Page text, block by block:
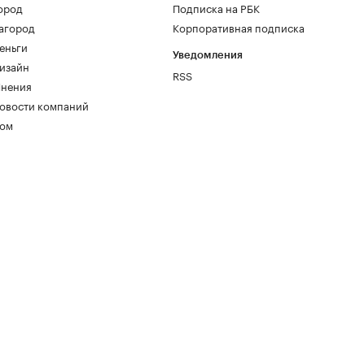
компаний
Подписка на РБК
Корпоративная подписка
Уведомления
RSS